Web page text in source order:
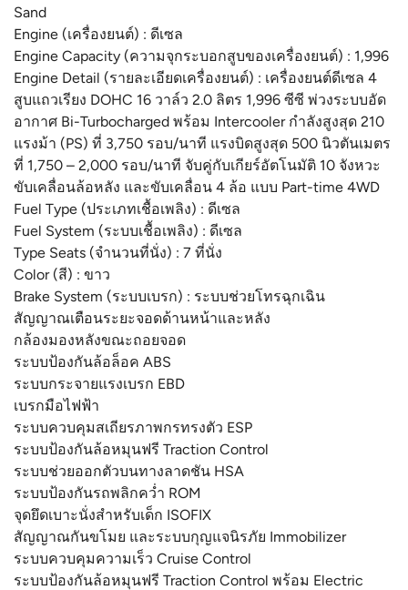
Sand
Engine (เครื่องยนต์) : ดีเซล
Engine Capacity (ความจุกระบอกสูบของเครื่องยนต์) : 1,996
Engine Detail (รายละเอียดเครื่องยนต์) : เครื่องยนต์ดีเซล 4
สูบแถวเรียง DOHC 16 วาล์ว 2.0 ลิตร 1,996 ซีซี พ่วงระบบอัด
อากาศ Bi-Turbocharged พร้อม Intercooler กำลังสูงสุด 210
แรงม้า (PS) ที่ 3,750 รอบ/นาที แรงบิดสูงสุด 500 นิวตันเมตร
ที่ 1,750 – 2,000 รอบ/นาที จับคู่กับเกียร์อัตโนมัติ 10 จังหวะ
ขับเคลื่อนล้อหลัง และขับเคลื่อน 4 ล้อ แบบ Part-time 4WD
Fuel Type (ประเภทเชื้อเพลิง) : ดีเซล
Fuel System (ระบบเชื้อเพลิง) : ดีเซล
Type Seats (จำนวนที่นั่ง) : 7 ที่นั่ง
Color (สี) : ขาว
Brake System (ระบบเบรก) : ระบบช่วยโทรฉุกเฉิน
สัญญาณเตือนระยะจอดด้านหน้าและหลัง
กล้องมองหลังขณะถอยจอด
ระบบป้องกันล้อล็อค ABS
ระบบกระจายแรงเบรก EBD
เบรกมือไฟฟ้า
ระบบควบคุมสเถียรภาพกรทรงตัว ESP
ระบบป้องกันล้อหมุนฟรี Traction Control
ระบบช่วยออกตัวบนทางลาดชัน HSA
ระบบป้องกันรถพลิกคว่ำ ROM
จุดยึดเบาะนั่งสำหรับเด็ก ISOFIX
สัญญาณกันขโมย และระบบกุญแจนิรภัย Immobilizer
ระบบควบคุมความเร็ว Cruise Control
ระบบป้องกันล้อหมุนฟรี Traction Control พร้อม Electric